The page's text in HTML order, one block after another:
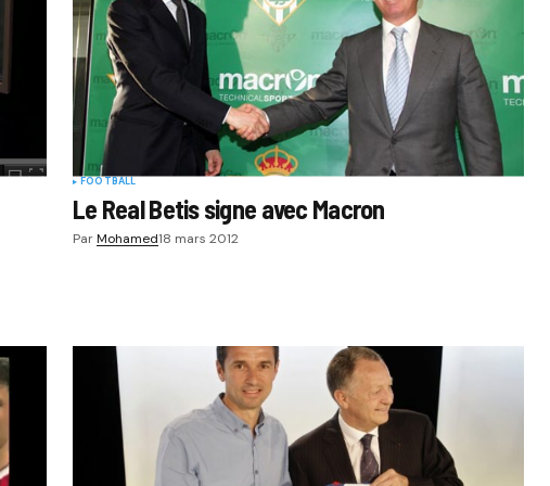
FOOTBALL
Le Real Betis signe avec Macron
ParMohamed18 mars 2012